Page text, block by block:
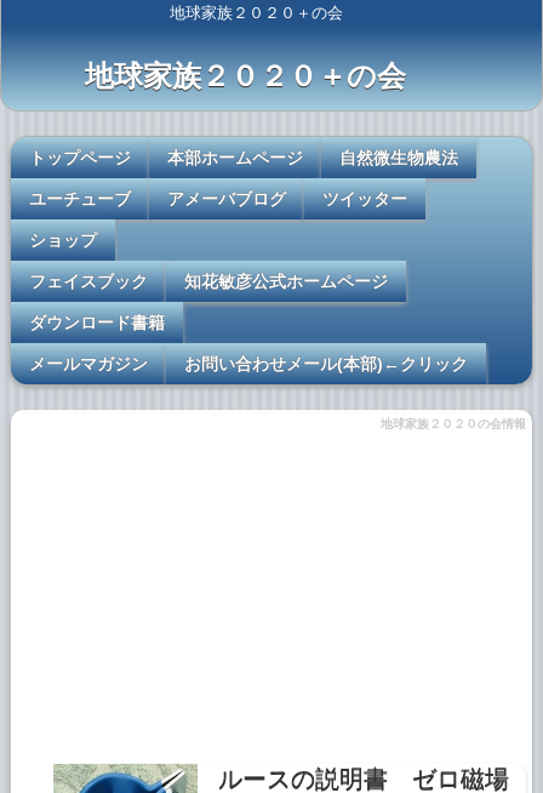
地球家族２０２０＋の会
地球家族２０２０＋の会
トップページ 本部ホームページ 自然微生物農法
ユーチューブ アメーバブログ ツイッター
ショップ
フェイスブック 知花敏彦公式ホームページ
ダウンロード書籍
メールマガジン お問い合わせメール(本部)←クリック
地球家族２０２０の会情報
ルースの説明書 ゼロ磁場